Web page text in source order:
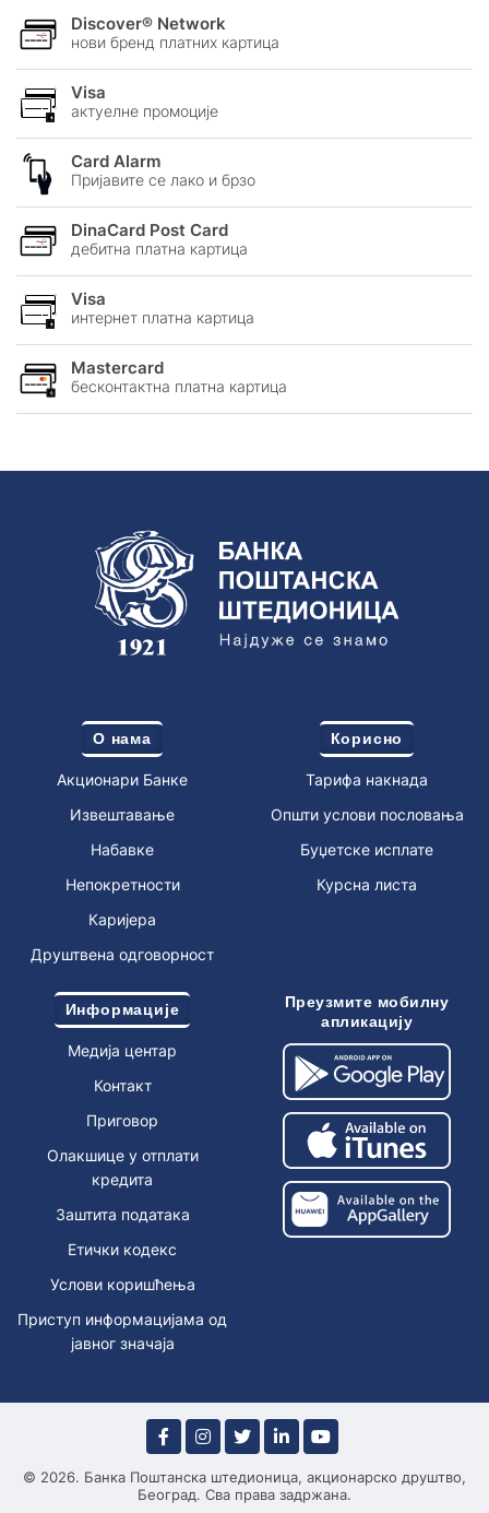
Discover® Network
нови бренд платних картица
Visa
актуелне промоције
Card Alarm
Пријавите се лако и брзо
DinaCard Post Card
дебитна платна картицa
Visa
интернет платна картицa
Mastercard
бесконтактна платна картицa
О нама
Акционари Банке
Извештавање
Набавке
Непокретности
Каријера
Друштвена одговорност
Корисно
Тарифа накнада
Општи услови пословања
Буџетске исплате
Курсна листа
Информације
Медија центар
Контакт
Приговор
Олакшице у отплати
кредита
Заштита података
Етички кодекс
Услови коришћења
Приступ информацијама од
јавног значаја
Преузмите мобилну
апликацију
© 2026. Банка Поштанска штедионица, акционарско друштво,
Београд. Сва права задржана.